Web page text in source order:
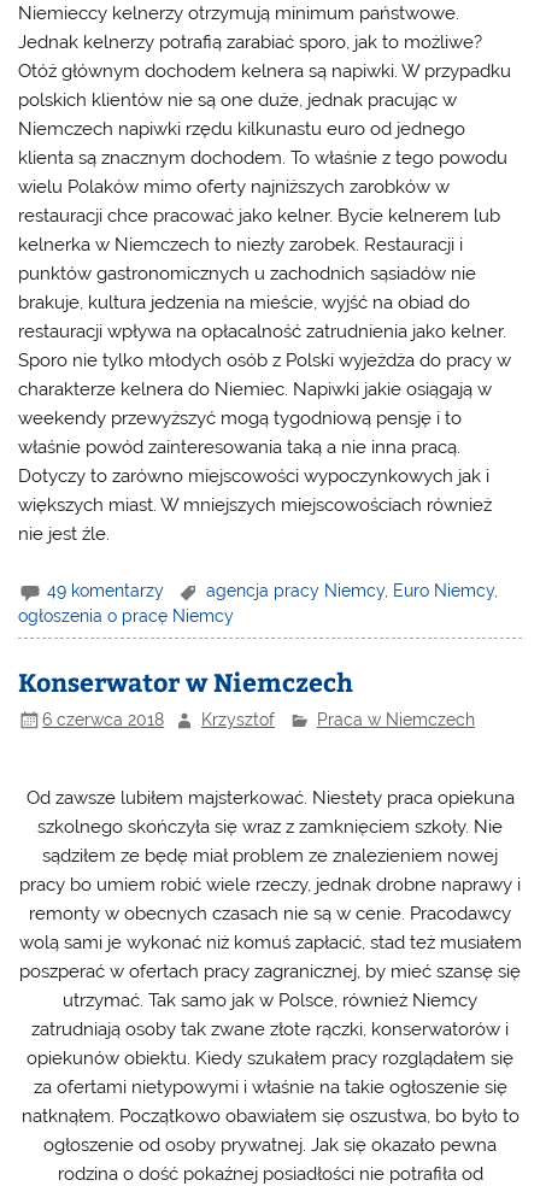
Niemieccy kelnerzy otrzymują minimum państwowe.
Jednak kelnerzy potrafią zarabiać sporo, jak to możliwe?
Otóż głównym dochodem kelnera są napiwki. W przypadku
polskich klientów nie są one duże, jednak pracując w
Niemczech napiwki rzędu kilkunastu euro od jednego
klienta są znacznym dochodem. To właśnie z tego powodu
wielu Polaków mimo oferty najniższych zarobków w
restauracji chce pracować jako kelner. Bycie kelnerem lub
kelnerka w Niemczech to niezły zarobek. Restauracji i
punktów gastronomicznych u zachodnich sąsiadów nie
brakuje, kultura jedzenia na mieście, wyjść na obiad do
restauracji wpływa na opłacalność zatrudnienia jako kelner.
Sporo nie tylko młodych osób z Polski wyjeżdża do pracy w
charakterze kelnera do Niemiec. Napiwki jakie osiągają w
weekendy przewyższyć mogą tygodniową pensję i to
właśnie powód zainteresowania taką a nie inna pracą.
Dotyczy to zarówno miejscowości wypoczynkowych jak i
większych miast. W mniejszych miejscowościach również
nie jest źle.
49 komentarzy agencja pracy Niemcy, Euro Niemcy,
ogłoszenia o pracę Niemcy
Konserwator w Niemczech
6 czerwca 2018 Krzysztof Praca w Niemczech
Od zawsze lubiłem majsterkować. Niestety praca opiekuna
szkolnego skończyła się wraz z zamknięciem szkoły. Nie
sądziłem ze będę miał problem ze znalezieniem nowej
pracy bo umiem robić wiele rzeczy, jednak drobne naprawy i
remonty w obecnych czasach nie są w cenie. Pracodawcy
wolą sami je wykonać niż komuś zapłacić, stad też musiałem
poszperać w ofertach pracy zagranicznej, by mieć szansę się
utrzymać. Tak samo jak w Polsce, również Niemcy
zatrudniają osoby tak zwane złote rączki, konserwatorów i
opiekunów obiektu. Kiedy szukałem pracy rozglądałem się
za ofertami nietypowymi i właśnie na takie ogłoszenie się
natknąłem. Początkowo obawiałem się oszustwa, bo było to
ogłoszenie od osoby prywatnej. Jak się okazało pewna
rodzina o dość pokaźnej posiadłości nie potrafiła od